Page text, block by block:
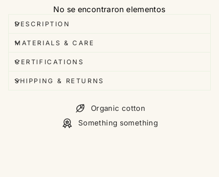
No se encontraron elementos
DESCRIPTION
MATERIALS & CARE
CERTIFICATIONS
SHIPPING & RETURNS
Organic cotton
Something something